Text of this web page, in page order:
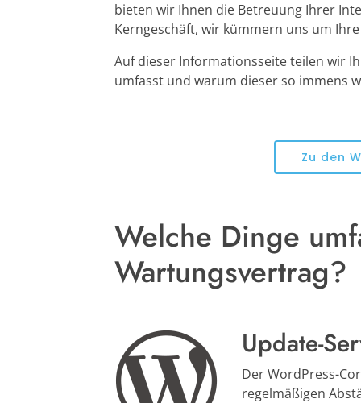
bieten wir Ihnen die Betreuung Ihrer
Kerngeschäft, wir kümmern uns um
Auf dieser Informationsseite teilen wir
umfasst und warum dieser so immens
Zu den
Welche Dinge
Wartungsvertrag?
Update-
Der WordPress-
regelmäßigen